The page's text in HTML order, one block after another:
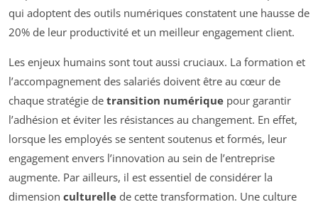
qui adoptent des outils numériques constatent une hausse de
20% de leur productivité et un meilleur engagement client.
Les enjeux humains sont tout aussi cruciaux. La formation et
l’accompagnement des salariés doivent être au cœur de
chaque stratégie de transition numérique pour garantir
l’adhésion et éviter les résistances au changement. En effet,
lorsque les employés se sentent soutenus et formés, leur
engagement envers l’innovation au sein de l’entreprise
augmente. Par ailleurs, il est essentiel de considérer la
dimension culturelle de cette transformation. Une culture